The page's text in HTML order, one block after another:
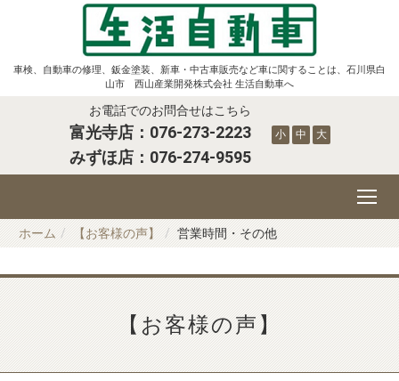
車検、自動車の修理、鈑金塗装、新車・中古車販売など車に関することは、石川県白
山市 西山産業開発株式会社 生活自動車へ
お電話でのお問合せはこちら
富光寺店： 076-273-2223
みずほ店： 076-274-9595
小 中 大
ホーム 【お客様の声】 営業時間・その他
【お客様の声】